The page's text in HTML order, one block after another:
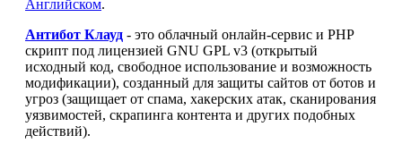
Английском.
Антибот Клауд - это облачный онлайн-сервис и PHP
скрипт под лицензией GNU GPL v3 (открытый
исходный код, свободное использование и возможность
модификации), созданный для защиты сайтов от ботов и
угроз (защищает от спама, хакерских атак, сканирования
уязвимостей, скрапинга контента и других подобных
действий).